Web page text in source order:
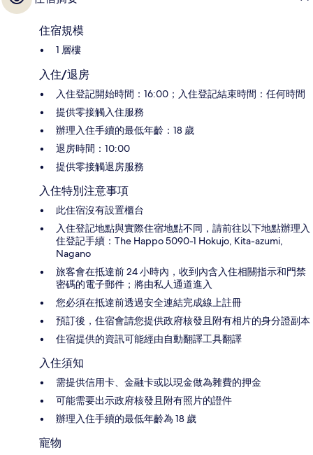
住宿規模
1 層樓
入住/退房
入住登記開始時間：16:00；入住登記結束時間：任何時間
提供零接觸入住服務
辦理入住手續的最低年齡：18 歲
退房時間：10:00
提供零接觸退房服務
入住特別注意事項
此住宿沒有設置櫃台
入住登記地點與實際住宿地點不同，請前往以下地點辦理入
住登記手續：The Happo 5090-1 Hokujo, Kita-azumi,
Nagano
旅客會在抵達前 24 小時內，收到內含入住相關指示和門禁
密碼的電子郵件；將由私人通道進入
您必須在抵達前透過安全連結完成線上註冊
預訂後，住宿會請您提供政府核發且附有相片的身分證副本
住宿提供的資訊可能經由自動翻譯工具翻譯
入住須知
需提供信用卡、金融卡或以現金做為雜費的押金
可能需要出示政府核發且附有照片的證件
辦理入住手續的最低年齡為 18 歲
寵物